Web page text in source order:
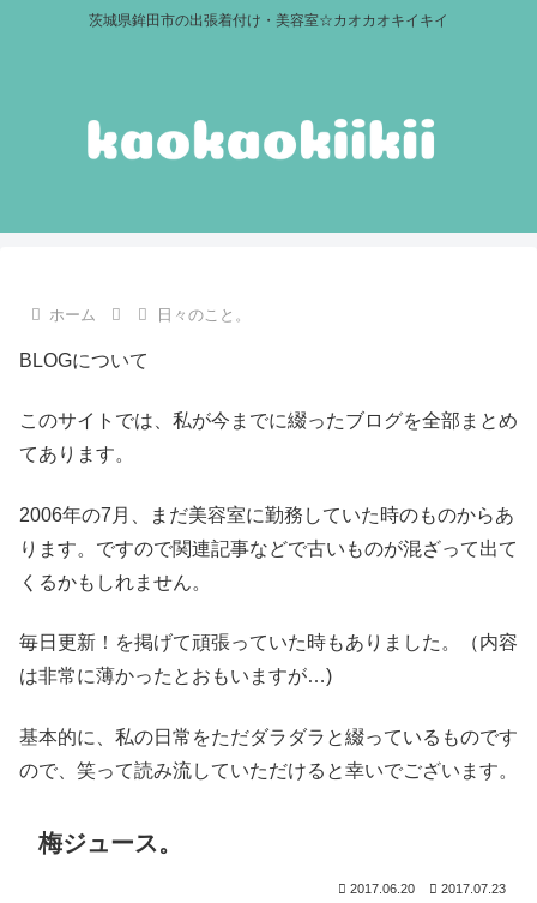
茨城県鉾田市の出張着付け・美容室☆カオカオキイキイ
ホーム 日々のこと。
BLOGについて
このサイトでは、私が今までに綴ったブログを全部まとめ
てあります。
2006年の7月、まだ美容室に勤務していた時のものからあ
ります。ですので関連記事などで古いものが混ざって出て
くるかもしれません。
毎日更新！を掲げて頑張っていた時もありました。（内容
は非常に薄かったとおもいますが…)
基本的に、私の日常をただダラダラと綴っているものです
ので、笑って読み流していただけると幸いでございます。
梅ジュース。
2017.06.20 2017.07.23